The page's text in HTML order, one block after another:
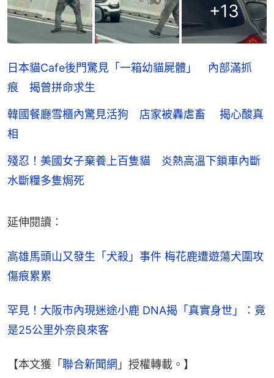
+13
日本貓Cafe後門驚見「一箱幼貓屍體」 內部滿抓
痕 揭曾拼命求生
韓國餐廳雪櫃內驚見活狗 店家被轟虐畜 揭心酸真
相
殘忍！美國女子棄養上百隻貓 炎熱高溫下鎖車內斷
水斷糧多隻焗死
延伸閱讀：
高雄馬頭山又發生「犬殺」事件 梅花鹿遭遊蕩犬圍攻
傷痕累累
罕見！大阪市內現迷途小鹿 DNA揭「真實身世」：竟
是25公里外奈良來客
【本文獲「聯合新聞網 」授權轉載。】